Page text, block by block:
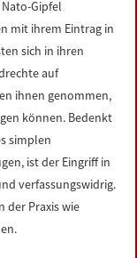
Gipfel
mit ihrem Eintrag in
sich in ihren
auf
ihnen genommen,
können. Bedenkt
simplen
ist der Eingriff in
verfassungswidrig.
der Praxis wie